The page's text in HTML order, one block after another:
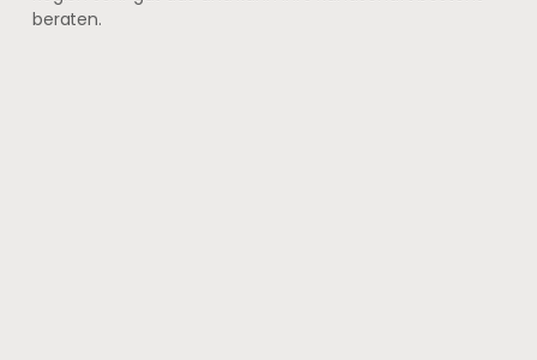
beraten.